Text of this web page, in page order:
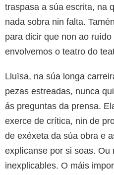
traspasa a súa escrita, na
nada sobra nin falta.
para dicir que non ao
envolvemos o teatro do
Lluïsa, na súa longa
pezas estreadas, nunca
ás preguntas da prensa.
exerce de crítica, nin de
de exéxeta da súa obra e
explícanse por si soas. Ou
inexplicables. O máis